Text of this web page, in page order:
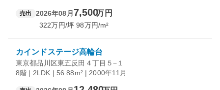
売出 2026年08月 7,500万円
322万円/坪 98万円/m²
カインドステージ高輪台
東京都品川区東五反田４丁目５−１
8階 | 2LDK | 56.88m² | 2000年11月